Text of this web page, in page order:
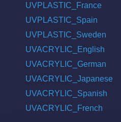
UVPLASTIC_France
UVPLASTIC_Spain
UVPLASTIC_Sweden
UVACRYLIC_English
UVACRYLIC_German
UVACRYLIC_Japanese
UVACRYLIC_Spanish
UVACRYLIC_French